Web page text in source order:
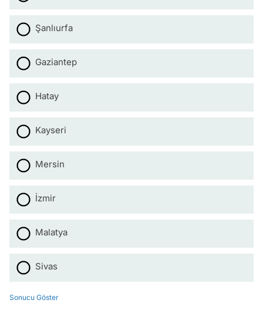
Şanlıurfa
Gaziantep
Hatay
Kayseri
Mersin
İzmir
Malatya
Sivas
Sonucu Göster